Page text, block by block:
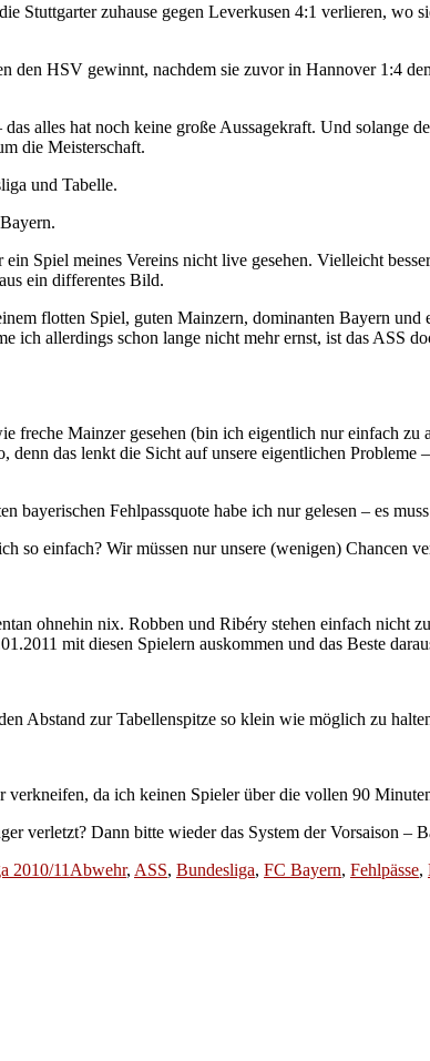
Stuttgarter zuhause gegen Leverkusen 4:1 verlieren,
den HSV gewinnt, nachdem sie zuvor in Hannover 1:4
alles hat noch keine große Aussagekraft. Und solange
die Meisterschaft.
und Tabelle.
Spiel meines Vereins nicht live gesehen. Vielleicht
ein differentes Bild.
flotten Spiel, guten Mainzern, dominanten Bayern
ich allerdings schon lange nicht mehr ernst, ist das ASS
freche Mainzer gesehen (bin ich eigentlich nur einfach
denn das lenkt die Sicht auf unsere eigentlichen
bayerischen Fehlpassquote habe ich nur gelesen – es
so einfach? Wir müssen nur unsere (wenigen) Chancen
ohnehin nix. Robben und Ribéry stehen einfach nicht
mit diesen Spielern auskommen und das Beste
Abstand zur Tabellenspitze so klein wie möglich zu
da ich keinen Spieler über die vollen 90
verletzt? Dann bitte wieder das System der Vorsaison –
2010/11 Schlagwörter
Abwehr, ASS, Bundesliga, FC Bayern, Fehlpässe,